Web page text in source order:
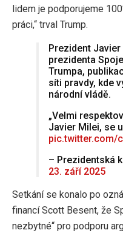
lidem je podporujeme
práci,“ trval Trump.
Prezident
prezidenta
Trumpa,
síti pravdy, kde
národní vládě.
„Velmi
Javier Milei, se
pic.twitter.com/
– Prezidentská
23. září 2025
Setkání se konalo po
financí Scott Besent, že
nezbytné“ pro podporu